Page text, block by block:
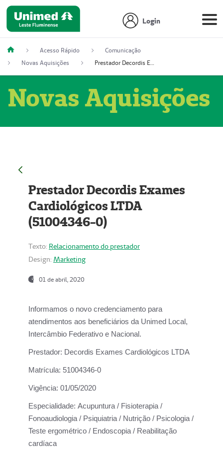
Login
Acesso Rápido
Comunicação
Novas Aquisições
Prestador Decordis Exames Cardiológicos LTDA (51004346-0)
Novas Aquisições
Prestador Decordis Exames
Cardiológicos LTDA
(51004346-0)
Texto: Relacionamento do prestador
Design: Marketing
01 de abril, 2020
Informamos o novo credenciamento para
atendimentos aos beneficiários da Unimed Local,
Intercâmbio Federativo e Nacional.
Prestador: Decordis Exames Cardiológicos LTDA
Matrícula: 51004346-0
Vigência: 01/05/2020
Especialidade: Acupuntura / Fisioterapia /
Fonoaudiologia / Psiquiatria / Nutrição / Psicologia /
Teste ergométrico / Endoscopia / Reabilitação
cardíaca